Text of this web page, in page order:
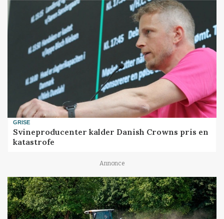
GRISE
Svineproducenter kalder Danish Crowns pris en
katastrofe
Annonce